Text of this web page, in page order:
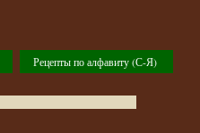
Рецепты по алфавиту (С-Я)